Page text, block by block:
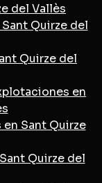
del Vallès
Quirze del
Quirze del
en
Sant Quirze
Quirze del